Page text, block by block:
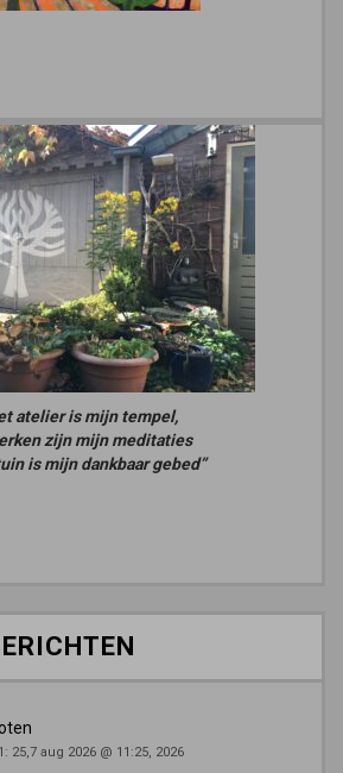
atelier is mijn tempel,
zijn mijn meditaties
is mijn dankbaar gebed”
25,7 aug 2026 @ 11:25, 2026